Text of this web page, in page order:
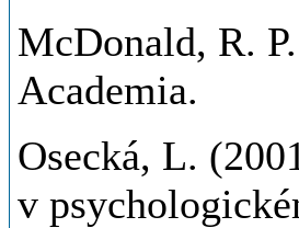
McDonald, R.
Academia.
Osecká, L.
v